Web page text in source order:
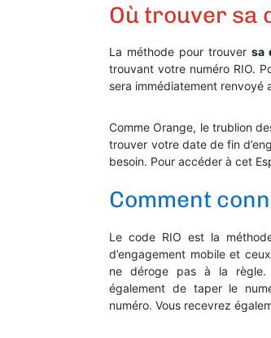
Où trouver sa
La méthode pour trouver sa
trouvant votre numéro RIO.
sera immédiatement renvoyé
Comme Orange, le trublion
trouver votre date de fin
besoin. Pour accéder à cet
Comment
Le code RIO est la
d’engagement mobile et
ne déroge pas à la règle.
également de taper le
numéro. Vous recevrez